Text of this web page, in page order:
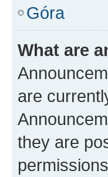
Góra
What are
are
they are